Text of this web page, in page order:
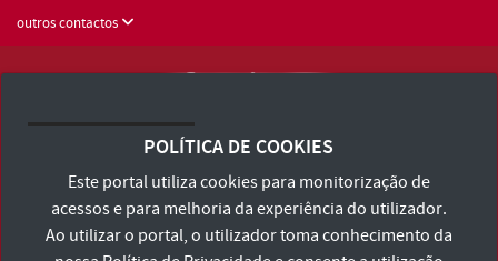
outros contactos
Consulte os Termos e Condições e Política de Privacidade
Declaração de Acessibilidade
POLÍTICA DE COOKIES
Este portal utiliza cookies para monitorização de
acessos e para melhoria da experiência do utilizador.
Ao utilizar o portal, o utilizador toma conhecimento da